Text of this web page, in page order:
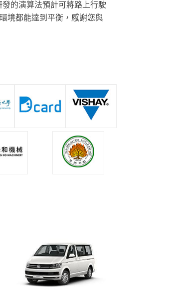
的演算法預計可將路上行駛
境都能達到平衡，感謝您與